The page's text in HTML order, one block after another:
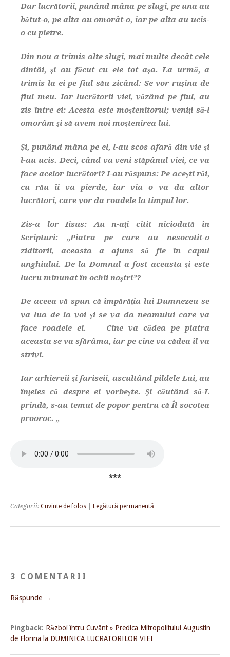
Dar lucrătorii, punând mâna pe slugi, pe una au
bătut-o, pe alta au omorât-o, iar pe alta au ucis-
o cu pietre.
Din nou a trimis alte slugi, mai multe decât cele
dintâi, şi au făcut cu ele tot aşa. La urmă, a
trimis la ei pe fiul său zicând: Se vor ruşina de
fiul meu. Iar lucrătorii viei, văzând pe fiul, au
zis între ei: Acesta este moştenitorul; veniţi să-l
omorâm şi să avem noi moştenirea lui.
Şi, punând mâna pe el, l-au scos afară din vie şi
l-au ucis. Deci, când va veni stăpânul viei, ce va
face acelor lucrători? I-au răspuns: Pe aceşti răi,
cu rău îi va pierde, iar via o va da altor
lucrători, care vor da roadele la timpul lor.
Zis-a lor Iisus: Au n-aţi citit niciodată în
Scripturi: „Piatra pe care au nesocotit-o
ziditorii, aceasta a ajuns să fie în capul
unghiului. De la Domnul a fost aceasta şi este
lucru minunat în ochii noştri”?
De aceea vă spun că împărăţia lui Dumnezeu se
va lua de la voi şi se va da neamului care va
face roadele ei. Cine va cădea pe piatra
aceasta se va sfărâma, iar pe cine va cădea îl va
strivi.
Iar arhiereii şi fariseii, ascultând pildele Lui, au
înţeles că despre ei vorbeşte. Şi căutând să-L
prindă, s-au temut de popor pentru că Îl socotea
prooroc. „
***
Categorii: Cuvinte de folos Legătură permanentă
3 COMENTARII
Răspunde →
Pingback: Război întru Cuvânt » Predica Mitropolitului Augustin
de Florina la DUMINICA LUCRATORILOR VIEI